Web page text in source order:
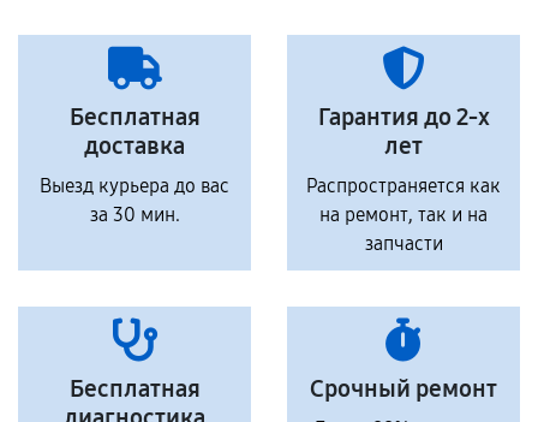
Бесплатная
доставка
Выезд курьера до вас
за 30 мин.
Гарантия до 2-х
лет
Распространяется как
на ремонт, так и на
запчасти
Бесплатная
Срочный ремонт